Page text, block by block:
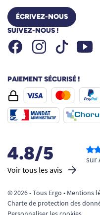
ÉCRIVEZ-NOUS
SUIVEZ-NOUS !
FacebookInstagramTiktok
PAIEMENT SÉCURISÉ !
4.8/5
Voir tous les avis
sur
© 2026 - Tous Ergo • Mentions
Charte de protection des